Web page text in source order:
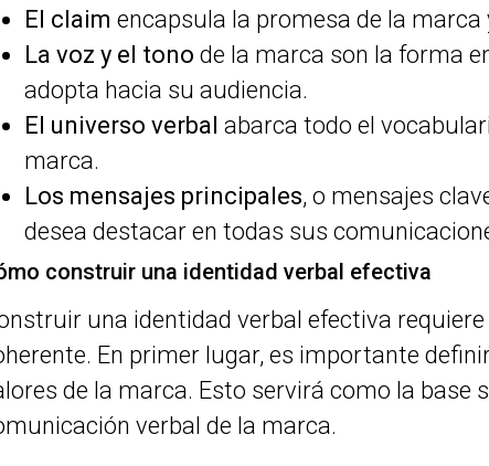
El claim encapsula la promesa de la marca
La voz y el tono de la marca son la forma
adopta hacia su audiencia.
El universo verbal abarca todo el
marca.
Los mensajes principales, o mensajes
desea destacar en todas sus
construir una identidad verbal efectiva
una identidad verbal efectiva
En primer lugar, es importante
de la marca. Esto servirá como la base
verbal de la marca.